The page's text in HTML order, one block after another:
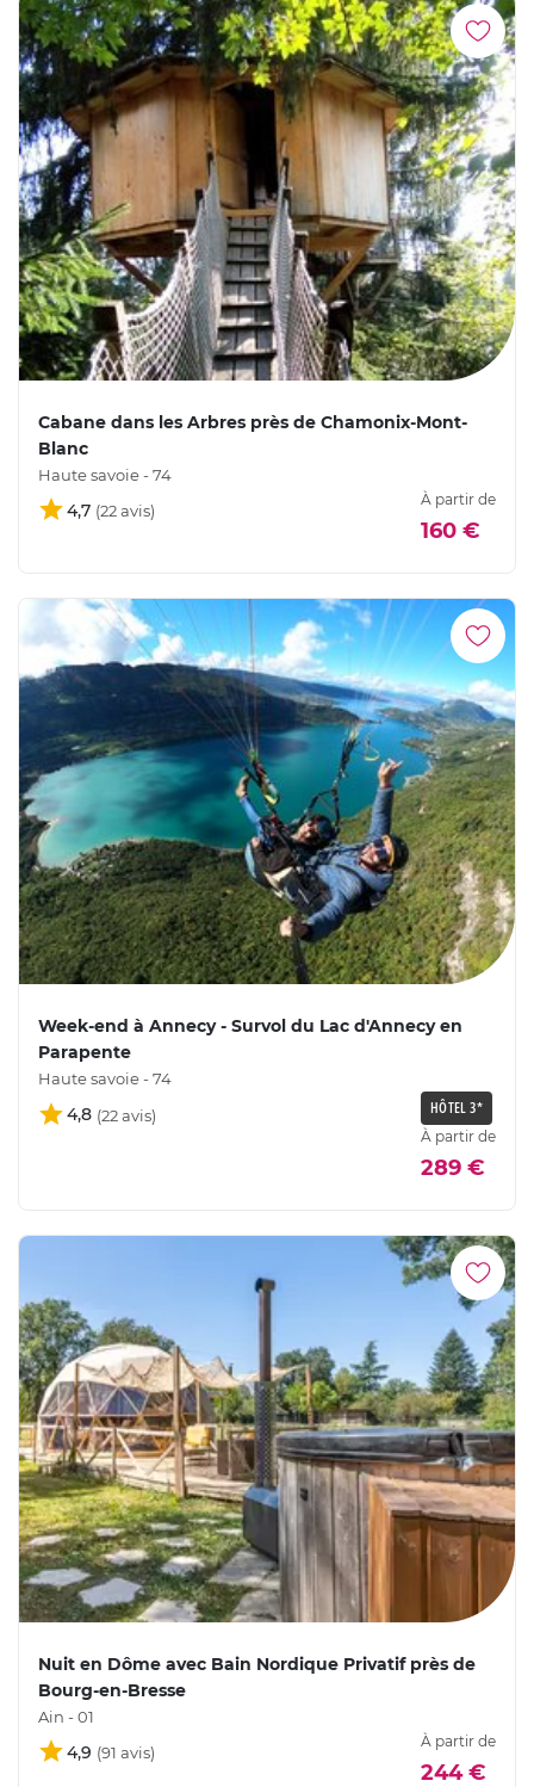
Cabane dans les Arbres près de Chamonix-Mont-
Blanc
Haute savoie - 74
4,7
À partir de
160 €
Week-end à Annecy - Survol du Lac d'Annecy en
Parapente
Haute savoie - 74
4,8 HÔTEL 3*
À partir de
289 €
Nuit en Dôme avec Bain Nordique Privatif près de
Bourg-en-Bresse
Ain - 01
4,9
À partir de
244 €